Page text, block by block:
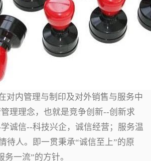
内管理与制印及对外销售与服务中
理理念，也就是竞争创新--创新求
诚信--科技兴企，诚信经营；服务温
待人。即一贯秉承“诚信至上”的原
一流”的方针。